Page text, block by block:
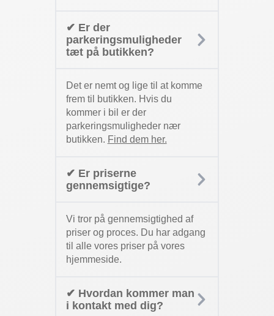
✔ Er der
parkeringsmuligheder
tæt på butikken?
Det er nemt og lige til at komme
frem til butikken. Hvis du
kommer i bil er der
parkeringsmuligheder nær
butikken. Find dem her.
✔ Er priserne
gennemsigtige?
Vi tror på gennemsigtighed af
priser og proces. Du har adgang
til alle vores priser på vores
hjemmeside.
✔ Hvordan kommer man
i kontakt med dig?